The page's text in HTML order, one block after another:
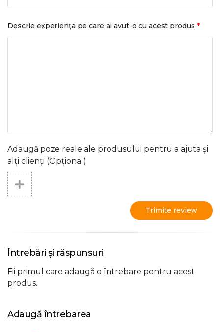
Descrie experiența pe care ai avut-o cu acest produs *
Adaugă poze reale ale produsului pentru a ajuta și
alți clienți (Opțional)
Trimite review
Întrebări și răspunsuri
Fii primul care adaugă o întrebare pentru acest
produs.
Adaugă întrebarea